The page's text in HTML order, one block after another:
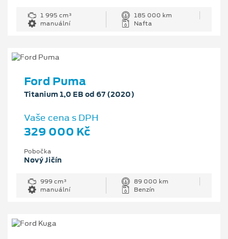
1 995 cm³
185 000 km
manuální
Nafta
Ford Puma
Titanium 1,0 EB od 67 (2020)
Vaše cena s DPH
329 000 Kč
Pobočka
Nový Jičín
999 cm³
89 000 km
manuální
Benzín